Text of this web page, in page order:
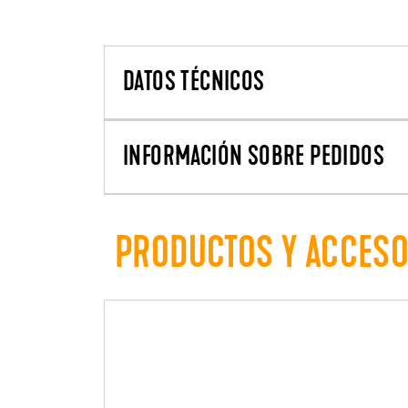
DATOS TÉCNICOS
INFORMACIÓN SOBRE PEDIDOS
PRODUCTOS Y